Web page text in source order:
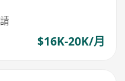
$16K-20K/月